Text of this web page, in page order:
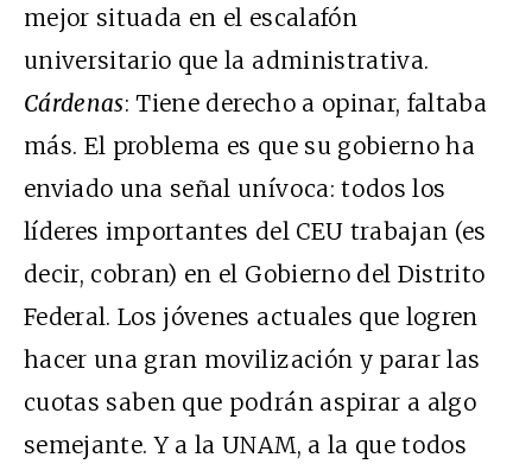
mejor situada en el escalafón
universitario que la administrativa.
Cárdenas: Tiene derecho a opinar, faltaba
más. El problema es que su gobierno ha
enviado una señal unívoca: todos los
líderes importantes del CEU trabajan (es
decir, cobran) en el Gobierno del Distrito
Federal. Los jóvenes actuales que logren
hacer una gran movilización y parar las
cuotas saben que podrán aspirar a algo
semejante. Y a la UNAM, a la que todos